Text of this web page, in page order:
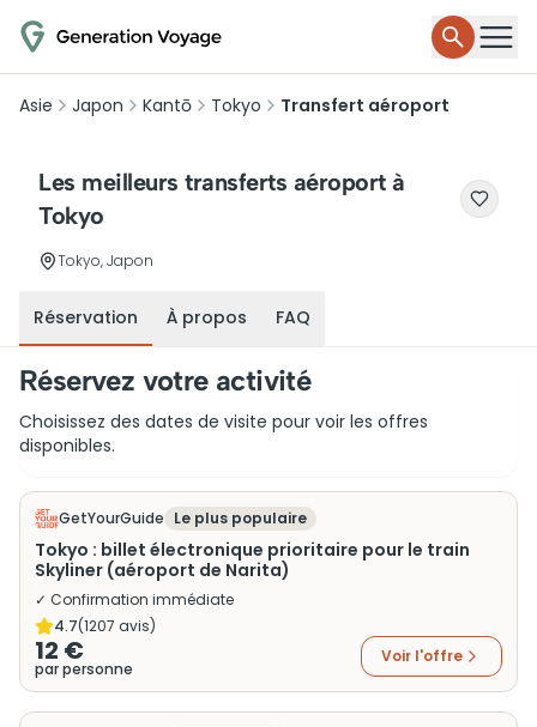
Asie Japon Kantō Tokyo Transfert aéroport
Les meilleurs transferts aéroport à
Tokyo
Tokyo, Japon
Réservation À propos FAQ
Réservez votre activité
Choisissez des dates de visite pour voir les offres
disponibles.
GetYourGuide Le plus populaire
Tokyo : billet électronique prioritaire pour le train
Skyliner (aéroport de Narita)
✓ Confirmation immédiate
4.7(1207 avis)
12 €
par personne
Voir l'offre